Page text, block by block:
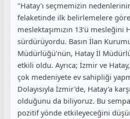
"Hatay'ı seçmemizin
felaketinde ilk belirlemelere
meslektaşımızın 13’ü mesleğini
sürdürüyordu. Basın İlan
Müdürlüğü’nün, Hatay İl
etkili oldu. Ayrıca; İzmir ve
çok medeniyete ev sahipliği
Dolayısıyla İzmir'de, Hatay'a
olduğunu da biliyoruz. Bu
pozitif yönde etkileyeceğini